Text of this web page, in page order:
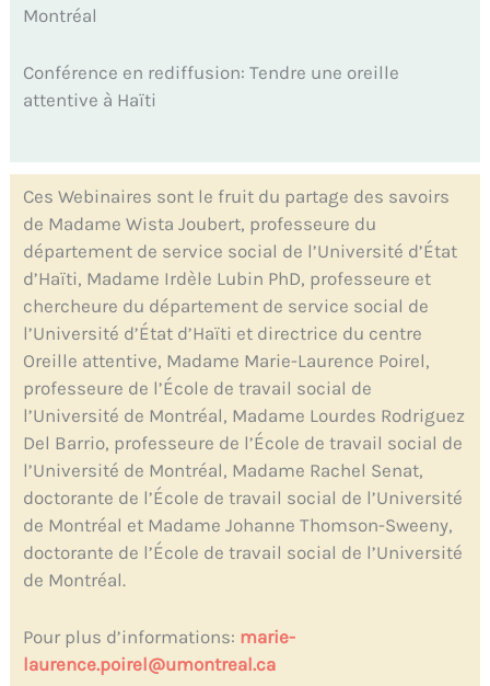
Montréal
Conférence en rediffusion: Tendre une oreille
attentive à Haïti
Ces Webinaires sont le fruit du partage des savoirs
de Madame Wista Joubert, professeure du
département de service social de l’Université d’État
d’Haïti, Madame Irdèle Lubin PhD, professeure et
chercheure du département de service social de
l’Université d’État d’Haïti et directrice du centre
Oreille attentive, Madame Marie-Laurence Poirel,
professeure de l’École de travail social de
l’Université de Montréal, Madame Lourdes Rodriguez
Del Barrio, professeure de l’École de travail social de
l’Université de Montréal, Madame Rachel Senat,
doctorante de l’École de travail social de l’Université
de Montréal et Madame Johanne Thomson-Sweeny,
doctorante de l’École de travail social de l’Université
de Montréal.
Pour plus d’informations: marie-
laurence.poirel@umontreal.ca